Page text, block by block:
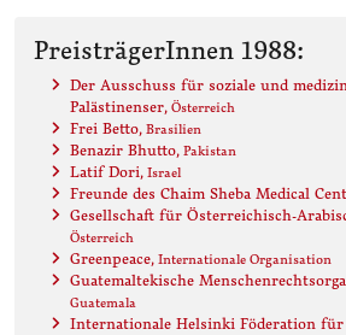
PreisträgerInnen 1988:
Der Ausschuss für soziale und
Palästinenser, Österreich
Frei Betto, Brasilien
Benazir Bhutto, Pakistan
Latif Dori, Israel
Freunde des Chaim Sheba Medical
Gesellschaft für Österreichisch-
Österreich
Greenpeace, Internationale Organisation
Guatemaltekische
Guatemala
Internationale Helsinki Föderation für